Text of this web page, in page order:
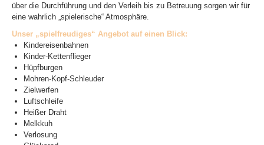
über die Durchführung und den Verleih bis zu Betreuung sorgen wir für
eine wahrlich „spielerische“ Atmosphäre.
Unser „spielfreudiges“ Angebot auf einen Blick:
Kindereisenbahnen
Kinder-Kettenflieger
Hüpfburgen
Mohren-Kopf-Schleuder
Zielwerfen
Luftschleife
Heißer Draht
Melkkuh
Verlosung